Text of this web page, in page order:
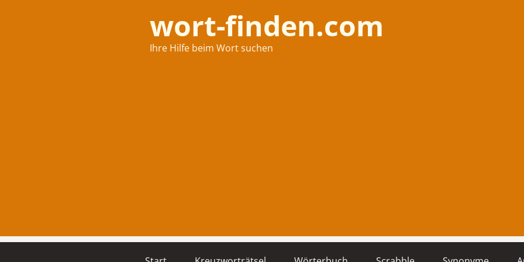
wort-finden.com
Ihre Hilfe beim Wort suchen